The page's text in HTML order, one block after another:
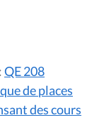
Question écrite :QE 208
de places
des cours